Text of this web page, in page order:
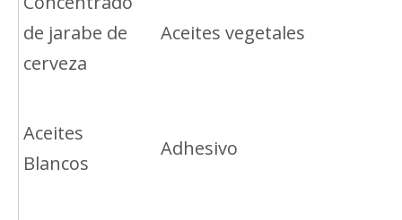
de jarabe de
cerveza
Aceites vegetales
Aceites
Blancos
Adhesivo